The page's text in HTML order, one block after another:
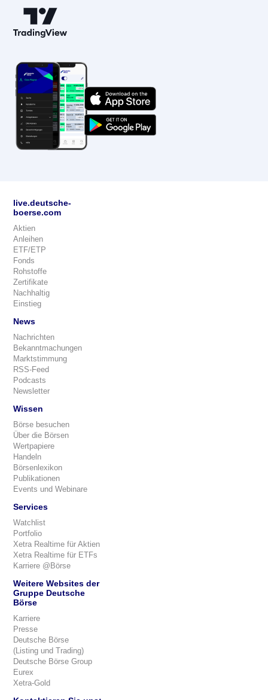
live.deutsche-
boerse.com
Aktien
Anleihen
ETF/ETP
Fonds
Rohstoffe
Zertifikate
Nachhaltig
Einstieg
News
Nachrichten
Bekanntmachungen
Marktstimmung
RSS-Feed
Podcasts
Newsletter
Wissen
Börse besuchen
Über die Börsen
Wertpapiere
Handeln
Börsenlexikon
Publikationen
Events und Webinare
Services
Watchlist
Portfolio
Xetra Realtime für Aktien
Xetra Realtime für ETFs
Karriere @Börse
Weitere Websites der
Gruppe Deutsche
Börse
Karriere
Presse
Deutsche Börse
(Listing und Trading)
Deutsche Börse Group
Eurex
Xetra-Gold